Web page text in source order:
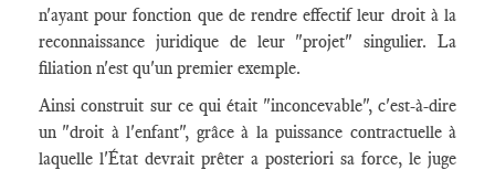
n'ayant pour fonction que de rendre effectif leur droit à la
reconnaissance juridique de leur "projet" singulier. La
filiation n'est qu'un premier exemple.
Ainsi construit sur ce qui était "inconcevable", c'est-à-dire
un "droit à l'enfant", grâce à la puissance contractuelle à
laquelle l'État devrait prêter a posteriori sa force, le juge